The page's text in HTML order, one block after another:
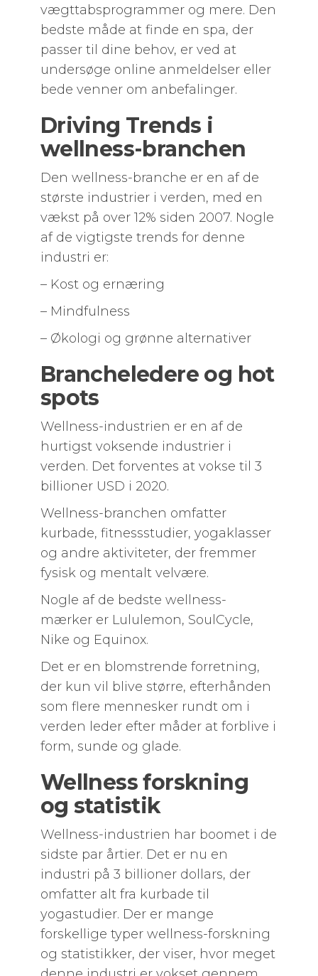
vægttabsprogrammer og mere. Den
bedste måde at finde en spa, der
passer til dine behov, er ved at
undersøge online anmeldelser eller
bede venner om anbefalinger.
Driving Trends i
wellness-branchen
Den wellness-branche er en af de
største industrier i verden, med en
vækst på over 12% siden 2007. Nogle
af de vigtigste trends for denne
industri er:
– Kost og ernæring
– Mindfulness
– Økologi og grønne alternativer
Brancheledere og hot
spots
Wellness-industrien er en af de
hurtigst voksende industrier i
verden. Det forventes at vokse til 3
billioner USD i 2020.
Wellness-branchen omfatter
kurbade, fitnessstudier, yogaklasser
og andre aktiviteter, der fremmer
fysisk og mentalt velvære.
Nogle af de bedste wellness-
mærker er Lululemon, SoulCycle,
Nike og Equinox.
Det er en blomstrende forretning,
der kun vil blive større, efterhånden
som flere mennesker rundt om i
verden leder efter måder at forblive i
form, sunde og glade.
Wellness forskning
og statistik
Wellness-industrien har boomet i de
sidste par årtier. Det er nu en
industri på 3 billioner dollars, der
omfatter alt fra kurbade til
yogastudier. Der er mange
forskellige typer wellness-forskning
og statistikker, der viser, hvor meget